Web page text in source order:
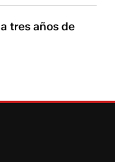
tres años de